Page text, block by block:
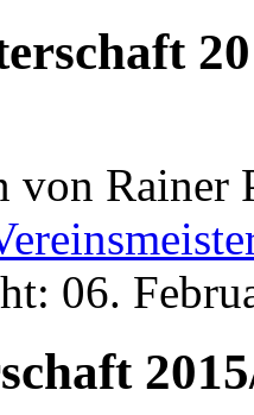
von Rainer
06.